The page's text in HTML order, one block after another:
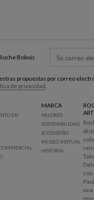
Bobois
propuestas por correo
de privacidad
EN
MARCA
VALORES
SOSTENIBILIDAD
ECODISEÑO
MUSEO VIRTUAL
HISTORIA